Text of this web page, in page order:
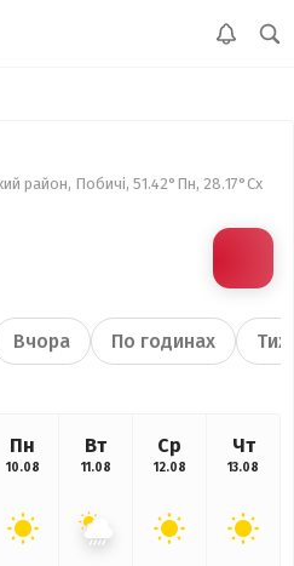
район, Побичі, 51.42°Пн, 28.17°Сх
Вчора По годинах
Пн
10.08
Вт
11.08
Ср
12.08
Чт
13.08